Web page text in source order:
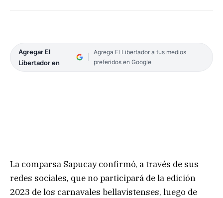
Agregar El
Libertador en
Agrega El Libertador a tus medios
preferidos en Google
La comparsa Sapucay confirmó, a través de sus
redes sociales, que no participará de la edición
2023 de los carnavales bellavistenses, luego de